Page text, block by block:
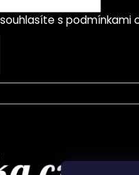
s podmínkami